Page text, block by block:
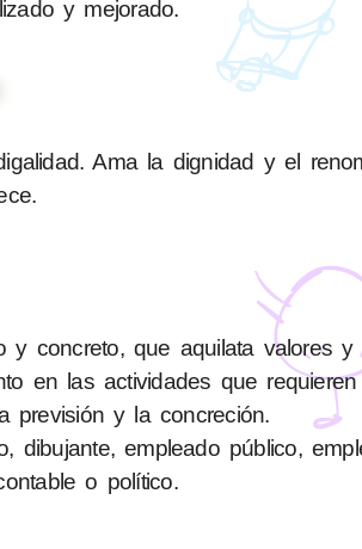
y mejorado.
Ama la dignidad y el
y concreto, que aquilata valores y
en las actividades que requieren
previsión y la concreción.
dibujante, empleado público,
o político.